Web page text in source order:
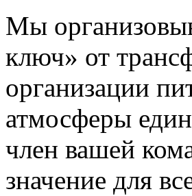
Мы
ключ» от
организации
атмосферы
член вашей
значение для